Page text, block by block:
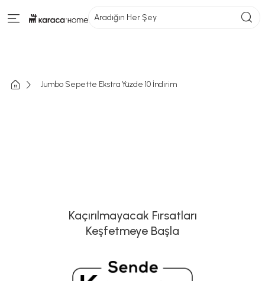
Aradığın Her Şey
Jumbo Sepette Ekstra Yüzde 10 İndirim
Kaçırılmayacak Fırsatları
Keşfetmeye Başla